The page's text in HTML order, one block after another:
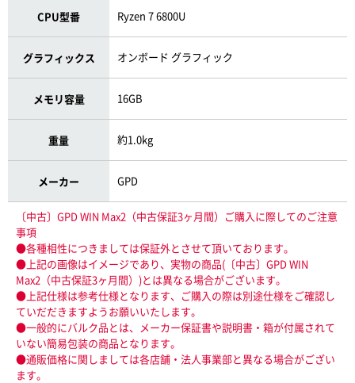
CPU型番 Ryzen 7 6800U
グラフィックス オンボード グラフィック
メモリ容量 16GB
重量 約1.0kg
メーカー GPD
〔中古〕GPD WIN Max2（中古保証3ヶ月間）ご購入に際してのご注意
事項
●各種相性につきましては保証外とさせて頂いております。
●上記の画像はイメージであり、実物の商品(〔中古〕GPD WIN
Max2（中古保証3ヶ月間）)とは異なる場合がございます。
●上記仕様は参考仕様となります、ご購入の際は別途仕様をご確認し
ていだだきますようお願いいたします。
●一般的にバルク品とは、メーカー保証書や説明書・箱が付属されて
いない簡易包装の商品となります。
●通販価格に関しましては各店舗・法人事業部と異なる場合がござい
ます。